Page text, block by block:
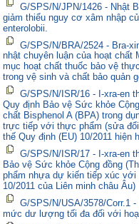
G/SPS/N/JPN/1426 - Nhật
giảm thiểu nguy cơ xâm nhập
enterolobii.
G/SPS/N/BRA/2524 - Bra-
nhật chuyên luận của hoạt chất
mục hoạt chất thuốc bảo vệ
trong vệ sinh và chất bảo quản
G/SPS/N/ISR/16 - I-xra-en
Quy định Bảo vệ Sức khỏe
chất Bisphenol A (BPA) trong
trực tiếp với thực phẩm (sửa
thế Quy định (EU) 10/2011 hiện
G/SPS/N/ISR/17 - I-xra-en
Bảo vệ Sức khỏe Cộng đồng
phẩm nhựa dự kiến tiếp xúc
10/2011 của Liên minh châu Âu)
G/SPS/N/USA/3578/Corr.1
mức dư lượng tối đa đối với